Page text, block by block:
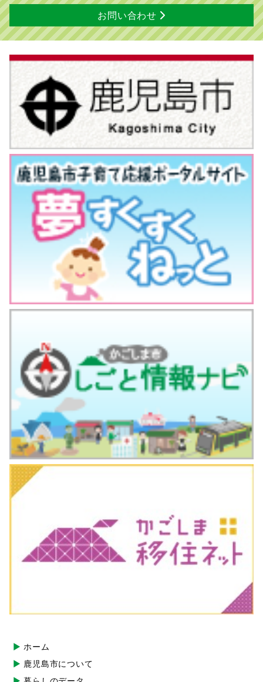
お問い合わせ
ホーム
鹿児島市について